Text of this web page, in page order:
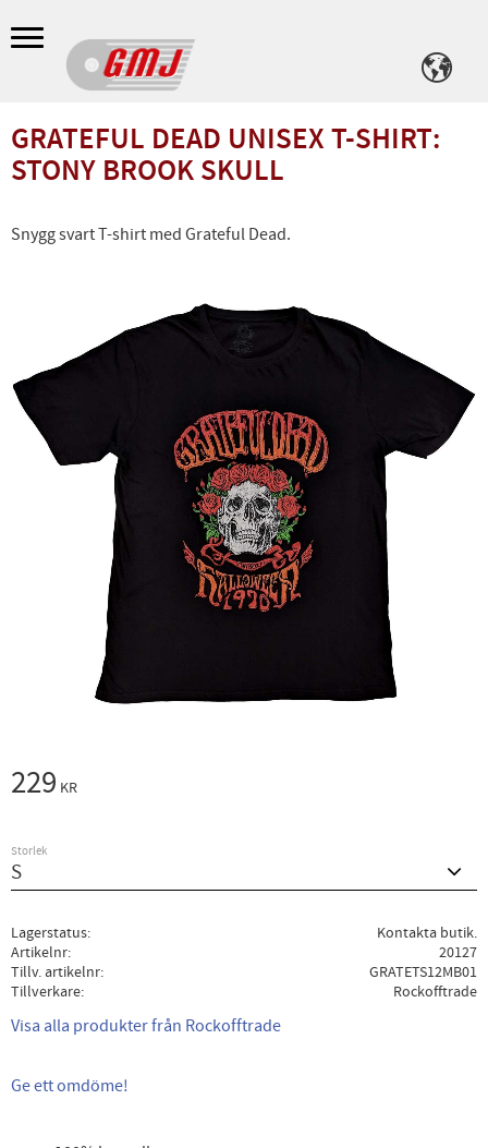
Meny
GRATEFUL DEAD UNISEX T-SHIRT:
STONY BROOK SKULL
Snygg svart T-shirt med Grateful Dead.
229 KR
Storlek
Lagerstatus
Kontakta butik.
Artikelnr
20127
Tillv. artikelnr
GRATETS12MB01
Tillverkare
Rockofftrade
Visa alla produkter från Rockofftrade
Ge ett omdöme!